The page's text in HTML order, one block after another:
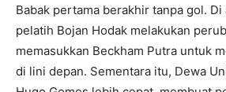
Babak pertama berakhir tanpa gol. Di
pelatih Bojan Hodak melakukan
memasukkan Beckham Putra untuk
di lini depan. Sementara itu, Dewa